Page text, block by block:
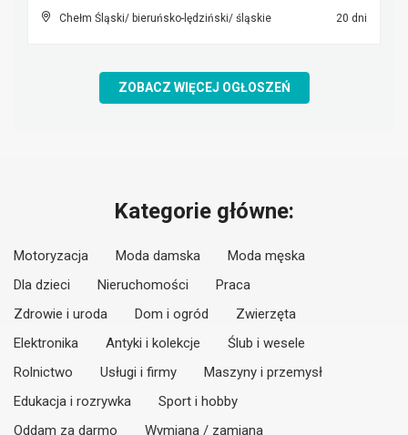
Chełm Śląski/ bieruńsko-lędziński/ śląskie 20 dni
ZOBACZ WIĘCEJ OGŁOSZEŃ
Kategorie główne:
Motoryzacja Moda damska
Moda męska
Dla dzieci
Nieruchomości
Praca
Zdrowie i uroda
Dom i ogród
Zwierzęta
Elektronika
Antyki i kolekcje
Ślub i wesele
Rolnictwo
Usługi i firmy
Maszyny i przemysł
Edukacja i rozrywka
Sport i hobby
Oddam za darmo
Wymiana / zamiana